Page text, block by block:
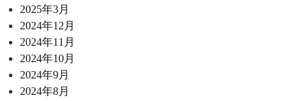
2025年3月
2024年12月
2024年11月
2024年10月
2024年9月
2024年8月